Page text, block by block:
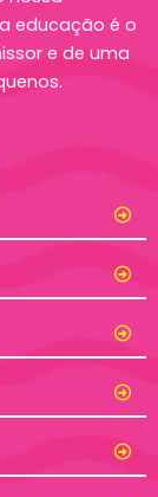
educação é o
e de uma